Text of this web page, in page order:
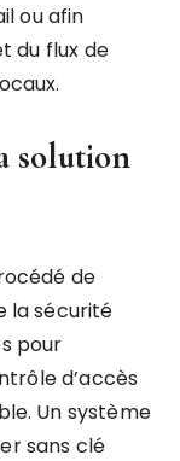
ou afin
du flux de
solution
de
la sécurité
pour
d’accès
Un système
sans clé